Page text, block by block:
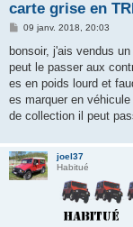
carte grise en
M
s
a
g
09 janv. 2018, 20:03
bonsoir, j'ais vendus
peut le passer aux
es en poids lourd et
es marquer en
de collection il peut
joel37
Habitué